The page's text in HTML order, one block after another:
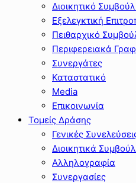
Διοικητικό
Εξελεγκτική
Πειθαρχικό
Περιφερειακά
Συνεργάτες
Καταστατικό
Media
Επικοινωνία
Τομείς Δράσης
Γενικές
Διοικητικά
Αλληλογραφία
Συνεργασίες